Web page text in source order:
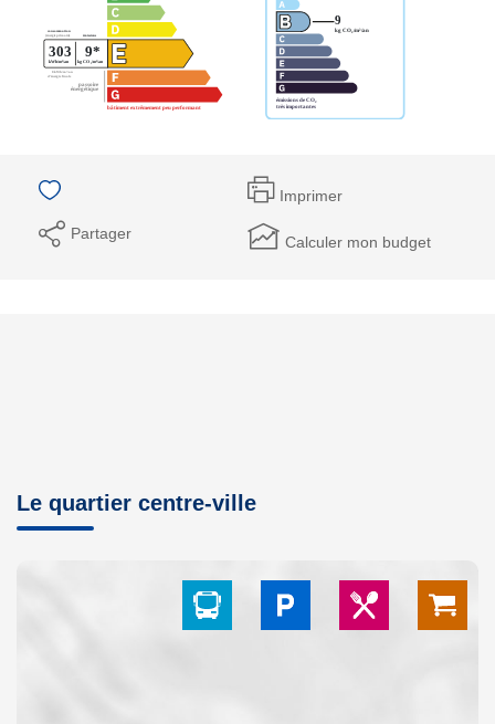
Imprimer
Partager Calculer mon budget
Le quartier centre-ville